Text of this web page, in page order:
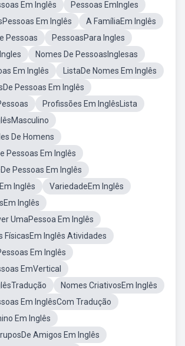
Em Inglês
Pessoas EmIngles
Em Inglês
A FamíliaEm Inglês
Pessoas
PessoasPara Ingles
Nomes De PessoasInglesas
Em Inglês
ListaDe Nomes Em Inglês
Pessoas Em Inglês
Profissões Em InglêsLista
De Homens
Pessoas Em Inglês
Pessoas Em Inglês
Inglês
VariedadeEm Inglês
Inglês
UmaPessoa Em Inglês
FísicasEm Inglês Atividades
Em Inglês
EmVertical
Nomes CriativosEm Inglês
Em InglêsCom Tradução
Em Inglês
Amigos Em Inglês